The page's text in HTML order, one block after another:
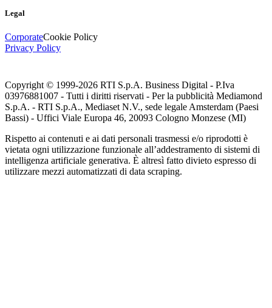
Legal
CorporateCookie Policy
Privacy Policy
Copyright © 1999-2026 RTI S.p.A. Business Digital - P.Iva
03976881007 - Tutti i diritti riservati - Per la pubblicità Mediamond
S.p.A. - RTI S.p.A., Mediaset N.V., sede legale Amsterdam (Paesi
Bassi) - Uffici Viale Europa 46, 20093 Cologno Monzese (MI)
Rispetto ai contenuti e ai dati personali trasmessi e/o riprodotti è
vietata ogni utilizzazione funzionale all’addestramento di sistemi di
intelligenza artificiale generativa. È altresì fatto divieto espresso di
utilizzare mezzi automatizzati di data scraping.